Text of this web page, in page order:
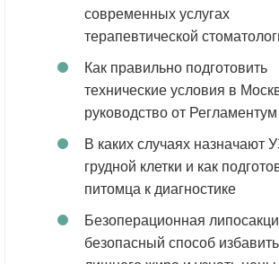
современных услугах
терапевтической
Как правильно подготовить
технические условия в
руководство от Регламентум
В каких случаях назначают
грудной клетки и как
питомца к диагностике
Безоперационная
безопасный способ